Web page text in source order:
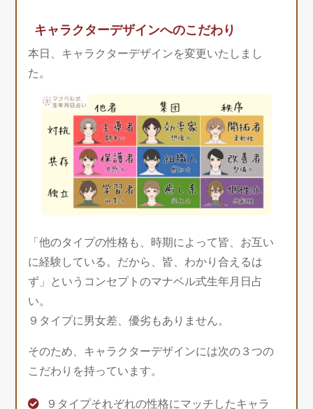
キャラクターデザインへのこだわり
本日、キャラクターデザインを変更いたしまし
た。
「他のタイプの性格も、時期によって皆、お互い
に経験している。だから、皆、わかり合えるは
ず」というコンセプトのマナベル式生年月日占
い。
９タイプに男女差、優劣もありません。
そのため、キャラクターデザインには次の３つの
こだわりを持っています。
９タイプそれぞれの性格にマッチしたキャラ